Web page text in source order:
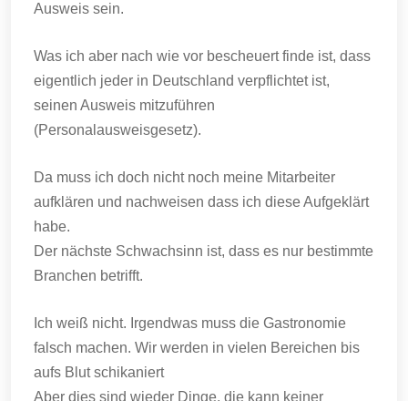
Ausweis sein.
Was ich aber nach wie vor bescheuert finde ist, dass
eigentlich jeder in Deutschland verpflichtet ist,
seinen Ausweis mitzuführen
(Personalausweisgesetz).
Da muss ich doch nicht noch meine Mitarbeiter
aufklären und nachweisen dass ich diese Aufgeklärt
habe.
Der nächste Schwachsinn ist, dass es nur bestimmte
Branchen betrifft.
Ich weiß nicht. Irgendwas muss die Gastronomie
falsch machen. Wir werden in vielen Bereichen bis
aufs Blut schikaniert
Aber dies sind wieder Dinge, die kann keiner